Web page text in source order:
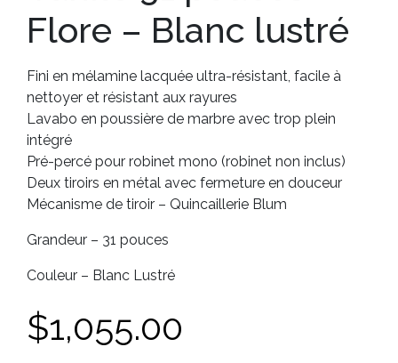
Flore – Blanc lustré
Fini en mélamine lacquée ultra-résistant, facile à
nettoyer et résistant aux rayures
Lavabo en poussière de marbre avec trop plein
intégré
Pré-percé pour robinet mono (robinet non inclus)
Deux tiroirs en métal avec fermeture en douceur
Mécanisme de tiroir – Quincaillerie Blum
Grandeur – 31 pouces
Couleur – Blanc Lustré
$1,055.00